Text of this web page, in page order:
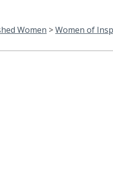
Women >Women of